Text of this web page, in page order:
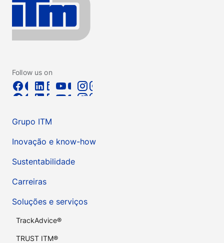
Follow us on
Grupo ITM
Inovação e know-how
Sustentabilidade
Carreiras
Soluções e serviços
TrackAdvice®
TRUST ITM®